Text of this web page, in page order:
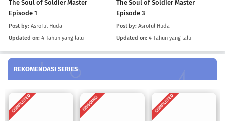
4 Tahun yang lalu
The Soul of Soldier Master Episode 3
The Soul of Soldier Master Episode 1
The Soul of Soldier Master
Episode 1
Post by: Asroful Huda
Updated on: 4 Tahun yang lalu
The Soul of Soldier Master
Episode 3
Post by: Asroful Huda
Updated on: 4 Tahun yang lalu
REKOMENDASI SERIES
COMPLETED ONGOING COMPLETED